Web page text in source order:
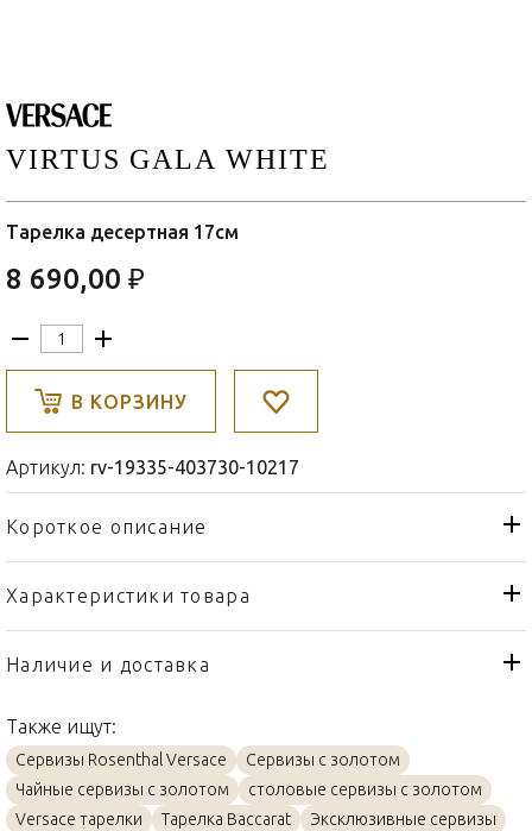
VIRTUS GALA WHITE
Тарелка десертная 17см
8 690,00 ₽
В КОРЗИНУ
Артикул: rv-19335-403730-10217
Короткое описание
Характеристики товара
Тип товара
Тарелка
Бренд
Страна производителя
Материал
Золото, Фарфор
Объем / Размер
17см
Наличие и доставка
Также ищут:
Сервизы Rosenthal Versace
Сервизы с золотом
Чайные сервизы с золотом
столовые сервизы с золотом
Versace тарелки
Тарелка Baccarat
Эксклюзивные сервизы